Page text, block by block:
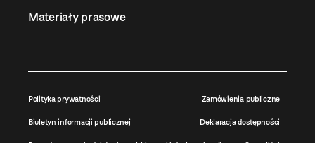
Materiały prasowe
Polityka prywatności Zamówienia publiczne
Biuletyn informacji publicznej Deklaracja dostępności